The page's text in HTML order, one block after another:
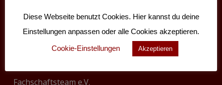
Adresse
Fachschaftsteam e.V.
Diese Webseite benutzt Cookies. Hier kannst du deine
Einstellungen anpassen oder alle Cookies akzeptieren.
Cookie-Einstellungen
Akzeptieren